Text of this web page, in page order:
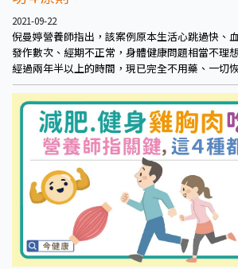
2021-09-22
倪曼婷營養師指出，該案例原本生活心跳過快、
發作數次、經期不正常，身體健康問題相當不理
經過兩年半以上的時間，現已完全不用藥、一切
公斤降至46公斤，獲得的成果相當驚人。